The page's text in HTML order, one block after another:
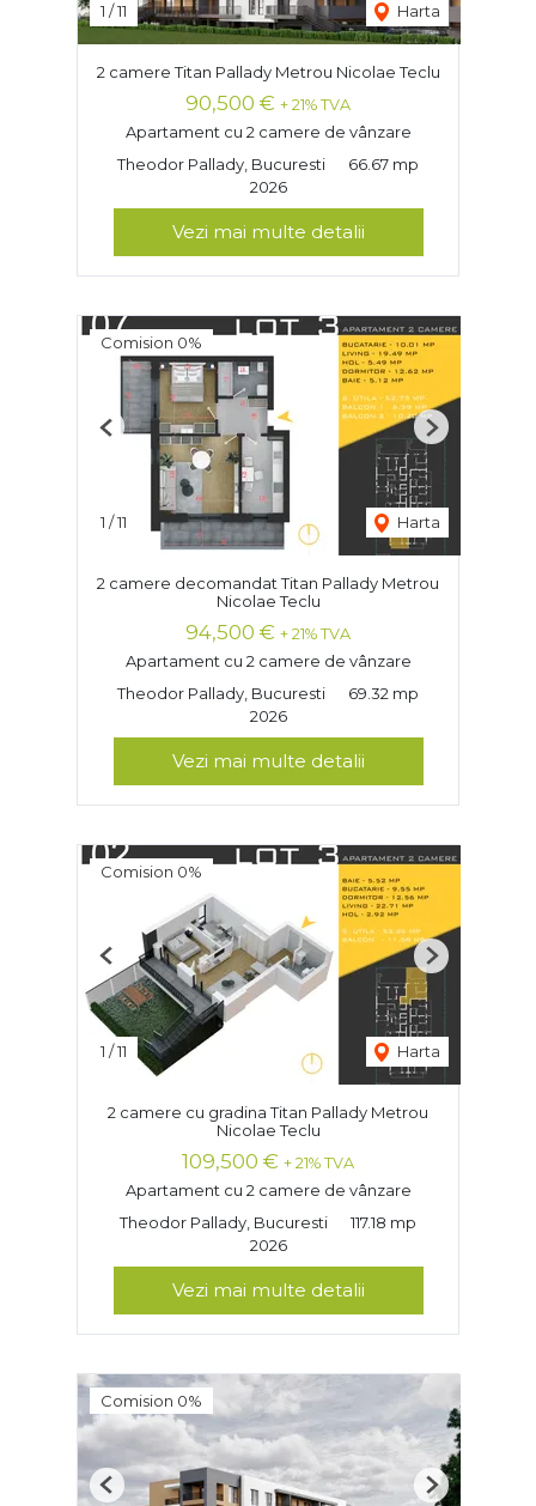
1 /11 Harta
2 camere Titan Pallady Metrou Nicolae Teclu
90,500 € + 21% TVA
Apartament cu 2 camere de vânzare
Theodor Pallady, Bucuresti
66.67 mp
2026
Vezi mai multe detalii
Comision 0%
1 /11 Harta
Previous Next
2 camere decomandat Titan Pallady Metrou
Nicolae Teclu
94,500 € + 21% TVA
Apartament cu 2 camere de vânzare
Theodor Pallady, Bucuresti
69.32 mp
2026
Vezi mai multe detalii
Comision 0%
1 /11 Harta
Previous Next
2 camere cu gradina Titan Pallady Metrou
Nicolae Teclu
109,500 € + 21% TVA
Apartament cu 2 camere de vânzare
Theodor Pallady, Bucuresti
117.18 mp
2026
Vezi mai multe detalii
Comision 0%
Previous Next